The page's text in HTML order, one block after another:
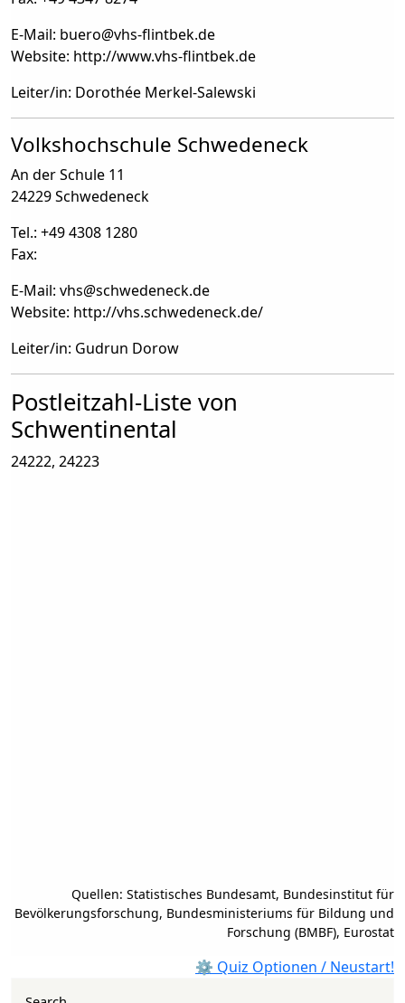
E-Mail: buero@vhs-flintbek.de
Website: http://www.vhs-flintbek.de
Leiter/in: Dorothée Merkel-Salewski
Volkshochschule Schwedeneck
An der Schule 11
24229 Schwedeneck
Tel.: +49 4308 1280
Fax:
E-Mail: vhs@schwedeneck.de
Website: http://vhs.schwedeneck.de/
Leiter/in: Gudrun Dorow
Postleitzahl-Liste von
Schwentinental
24222, 24223
Quellen: Statistisches Bundesamt, Bundesinstitut für
Bevölkerungsforschung, Bundesministeriums für Bildung und
Forschung (BMBF), Eurostat
⚙ Quiz Optionen / Neustart!